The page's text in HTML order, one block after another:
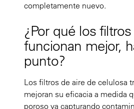
completamente nuevo.
¿Por qué los
funcionan mejor,
punto?
Los filtros de aire de celulosa
mejoran su eficacia a medida
poroso va capturando